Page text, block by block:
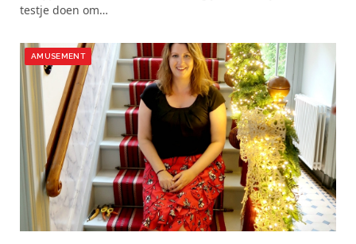
testje doen om…
AMUSEMENT